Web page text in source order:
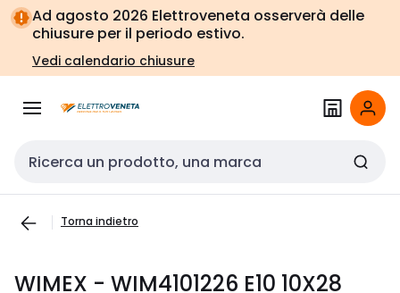
Vai alla
navigazione
Vai
alla
pagina
Ad agosto 2026 Elettroveneta osserverà delle
chiusure per il periodo estivo.
Vedi calendario chiusure
Cerca input
Torna indietro
WIMEX - WIM4101226 E10 10X28